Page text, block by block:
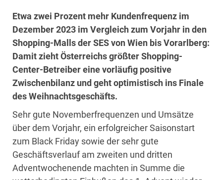
Etwa zwei Prozent mehr Kundenfrequenz im
Dezember 2023 im Vergleich zum Vorjahr in den
Shopping-Malls der SES von Wien bis Vorarlberg:
Damit zieht Österreichs größter Shopping-
Center-Betreiber eine vorläufig positive
Zwischenbilanz und geht optimistisch ins Finale
des Weihnachtsgeschäfts.
Sehr gute Novemberfrequenzen und Umsätze
über dem Vorjahr, ein erfolgreicher Saisonstart
zum Black Friday sowie der sehr gute
Geschäftsverlauf am zweiten und dritten
Adventwochenende machten in Summe die